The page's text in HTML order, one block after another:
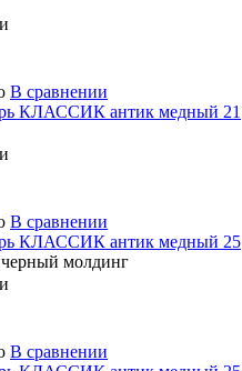
В сравнении
КЛАССИК антик медный 21
В сравнении
КЛАССИК антик медный 25
молдинг
В сравнении